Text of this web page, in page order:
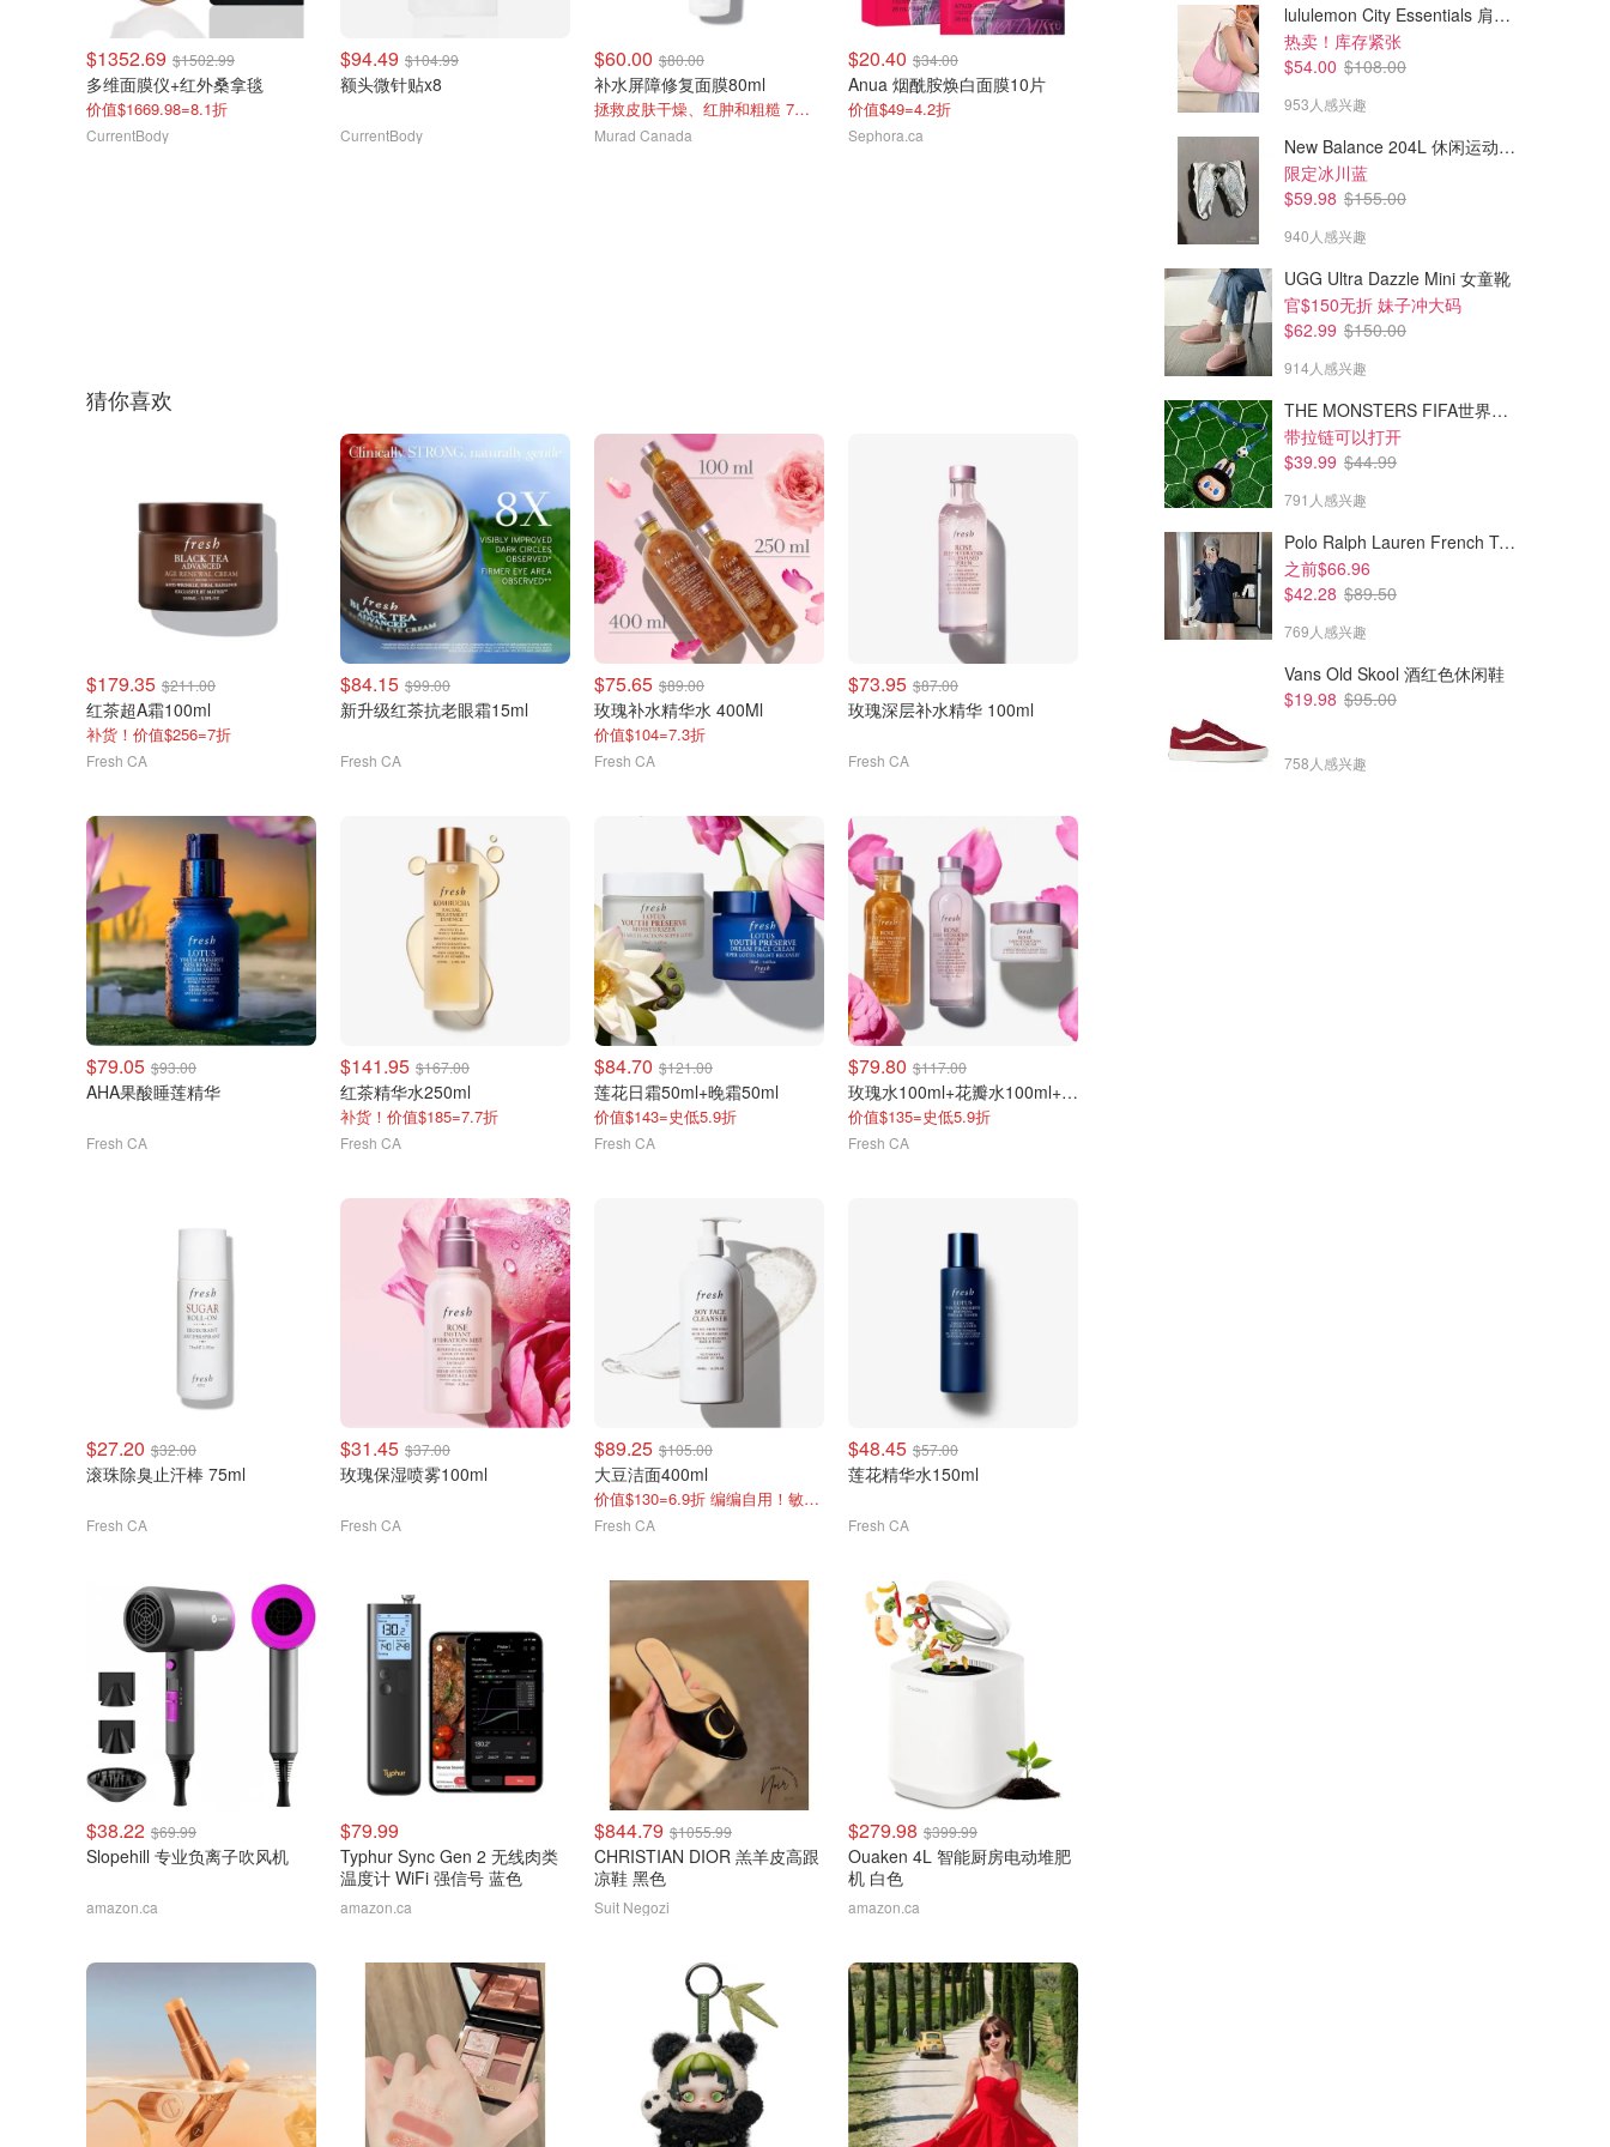
$1352.69 $1502.99
多维面膜仪+红外桑拿毯
价值$1669.98=8.1折
CurrentBody
$94.49 $104.99
额头微针贴x8
CurrentBody
$60.00 $80.00
补水屏障修复面膜80ml
拯救皮肤干燥、红肿和粗糙 7折凑单
Murad Canada
$20.40 $34.00
Anua 烟酰胺焕白面膜10片
价值$49=4.2折
Sephora.ca
$34.00
舒缓补水面膜10片
价值$49=4.2折
$7.59
巴面膜 肽成分
猜你喜欢
$179.35 $211.00
红茶超A霜100ml
补货！价值$256=7折
Fresh CA
$84.15 $99.00
新升级红茶抗老眼霜15ml
Fresh CA
$75.65 $89.00
玫瑰补水精华水 400Ml
价值$104=7.3折
Fresh CA
$73.95 $87.00
玫瑰深层补水精华 100ml
Fresh CA
$79.05 $93.00
AHA果酸睡莲精华
Fresh CA
$141.95 $167.00
红茶精华水250ml
补货！价值$185=7.7折
Fresh CA
$84.70 $121.00
莲花日霜50ml+晚霜50ml
价值$143=史低5.9折
Fresh CA
$79.80 $117.00
玫瑰水100ml+花瓣水100ml+面霜15ml
价值$135=史低5.9折
Fresh CA
$27.20 $32.00
滚珠除臭止汗棒 75ml
Fresh CA
$31.45 $37.00
玫瑰保湿喷雾100ml
Fresh CA
$89.25 $105.00
大豆洁面400ml
价值$130=6.9折 编编自用！敏感肌放心冲
Fresh CA
$48.45 $57.00
莲花精华水150ml
Fresh CA
$38.22 $69.99
Slopehill 专业负离子吹风机
amazon.ca
$79.99
Typhur Sync Gen 2 无线肉类
温度计 WiFi 强信号 蓝色
amazon.ca
$844.79 $1055.99
CHRISTIAN DIOR 羔羊皮高跟
凉鞋 黑色
Suit Negozi
$279.98 $399.99
Ouaken 4L 智能厨房电动堆肥
机 白色
amazon.ca
lululemon City Essentials 肩背包 4L
热卖！库存紧张
$54.00 $108.00
953人感兴趣
New Balance 204L 休闲运动鞋 蓝银色
限定冰川蓝
$59.98 $155.00
940人感兴趣
UGG Ultra Dazzle Mini 女童靴
官$150无折 妹子冲大码
$62.99 $150.00
914人感兴趣
THE MONSTERS FIFA世界杯 耳机包
带拉链可以打开
$39.99 $44.99
791人感兴趣
Polo Ralph Lauren French Terry 女童连帽卫衣 7-16码
之前$66.96
$42.28 $89.50
769人感兴趣
Vans Old Skool 酒红色休闲鞋
$19.98 $95.00
758人感兴趣